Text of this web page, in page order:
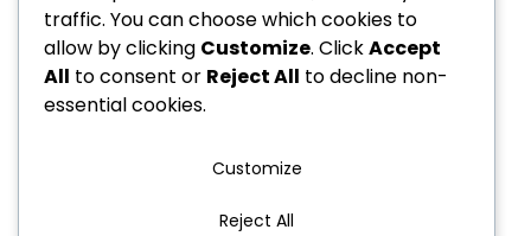
Privacy Policy
STATISTIK PEMAIN
TEBAK SKOR
traffic. You can choose which cookies to
allow by clicking Customize. ClickAccept
All to consent or Reject All to decline non-
essential cookies.
Customize
Reject All